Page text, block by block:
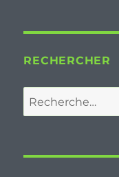
RECHERCHER
Recherche
pour :